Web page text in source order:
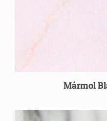
Mármol